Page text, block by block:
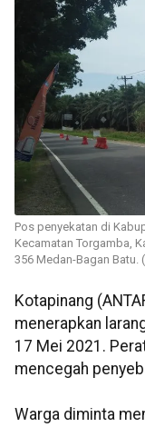
Pos penyekatan di
Kecamatan Torgamba,
356 Medan-Bagan Batu.
Kotapinang
menerapkan
17 Mei 2021.
mencegah
Warga diminta